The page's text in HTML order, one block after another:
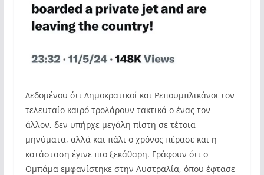
Δεδομένου ότι Δημοκρατικοί και Ρεπουμπλικάνοι τον
τελευταίο καιρό τρολάρουν τακτικά ο ένας τον
άλλον, δεν υπήρχε μεγάλη πίστη σε τέτοια
μηνύματα, αλλά και πάλι ο χρόνος πέρασε και η
κατάσταση έγινε πιο ξεκάθαρη. Γράφουν ότι ο
Ομπάμα εμφανίστηκε στην Αυστραλία, όπου έφτασε